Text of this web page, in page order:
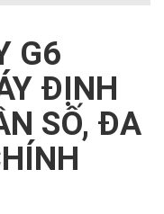
G6
ĐỊNH
SỐ, ĐA